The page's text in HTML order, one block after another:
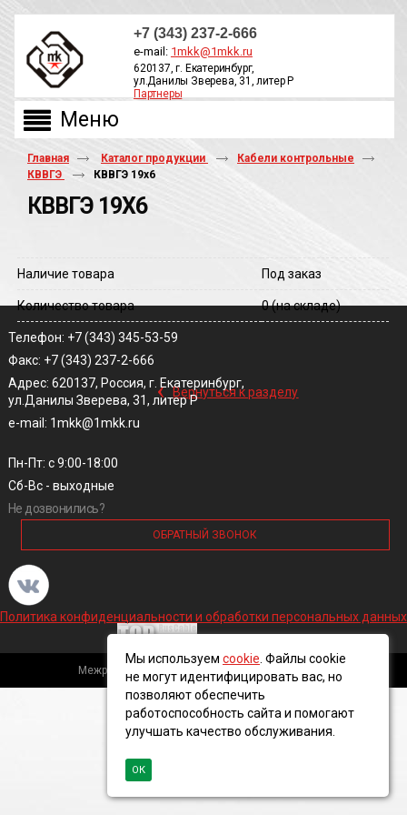
+7 (343) 237-2-666
e-mail: 1mkk@1mkk.ru
620137, г. Екатеринбург,
ул.Данилы Зверева, 31, литер Р
Партнеры
Главная Каталог продукции
Кабели контрольные
КВВГЭ
КВВГЭ 19х6
КВВГЭ 19Х6
Наличие товара Под заказ
Количество товара 0(на складе)
‹ Вернуться к разделу
Телефон: +7 (343) 345-53-59
Факс: +7 (343) 237-2-666
Адрес: 620137, Россия, г. Екатеринбург,
ул.Данилы Зверева, 31, литер Р
e-mail: 1mkk@1mkk.ru
Пн-Пт: с 9:00-18:00
Сб-Вс - выходные
Не дозвонились?
ОБРАТНЫЙ ЗВОНОК
Политика конфиденциальности и обработки персональных данных
Межрегиональная кабельная компания, 2016 ©
Мы используем cookie . Файлы cookie
не могут идентифицировать вас, но
позволяют обеспечить
работоспособность сайта и помогают
улучшать качество обслуживания.
ОК